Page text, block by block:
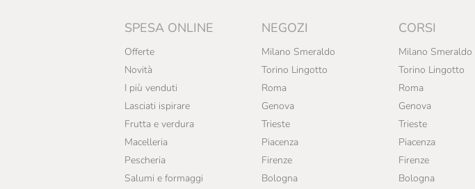
SPESA ONLINE
Offerte
Novità
I più venduti
Lasciati ispirare
Frutta e verdura
Macelleria
Pescheria
Salumi e formaggi
NEGOZI
Milano Smeraldo
Torino Lingotto
Roma
Genova
Trieste
Piacenza
Firenze
Bologna
CORSI
Milano Smeraldo
Torino Lingotto
Roma
Genova
Trieste
Piacenza
Firenze
Bologna